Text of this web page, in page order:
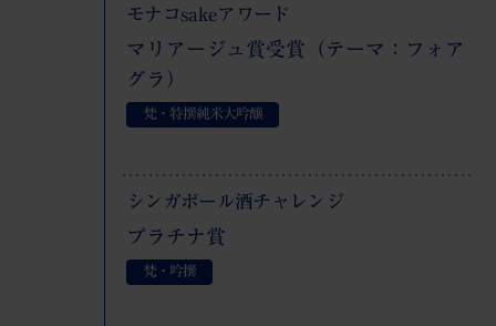
モナコsakeアワード
マリアージュ賞受賞（テーマ：フォア
グラ）
梵・特撰純米大吟醸
シンガポール酒チャレンジ
プラチナ賞
梵・吟撰